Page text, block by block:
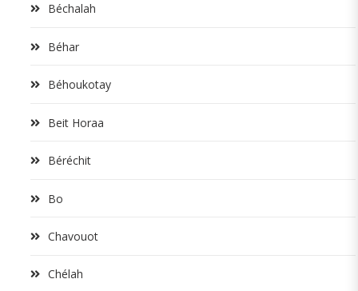
Béchalah
Béhar
Béhoukotay
Beit Horaa
Béréchit
Bo
Chavouot
Chélah